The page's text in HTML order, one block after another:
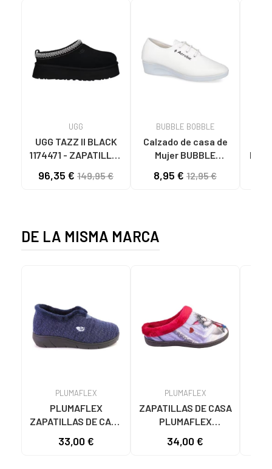
UGG
UGG TAZZ II BLACK
1174471 - ZAPATILLAS
BLACK
96,35 € 149,95 €
BUBBLE BOBBLE
Calzado de casa de
Mujer BUBBLE
ZAPATILLAS LONA
8,95 € 12,95 €
DE LA MISMA MARCA
PLUMAFLEX
PLUMAFLEX
ZAPATILLAS DE CASA
AZUL MARINO
33,00 €
PLUMAFLEX
ZAPATILLAS DE CASA
PLUMAFLEX
ROJAS ROJO
34,00 €